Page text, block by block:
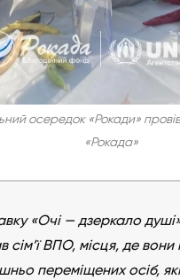
осередок «Рокади»
«Рокада»
«Очі — дзеркало
сім’ї ВПО, місця, де
переміщених осіб,